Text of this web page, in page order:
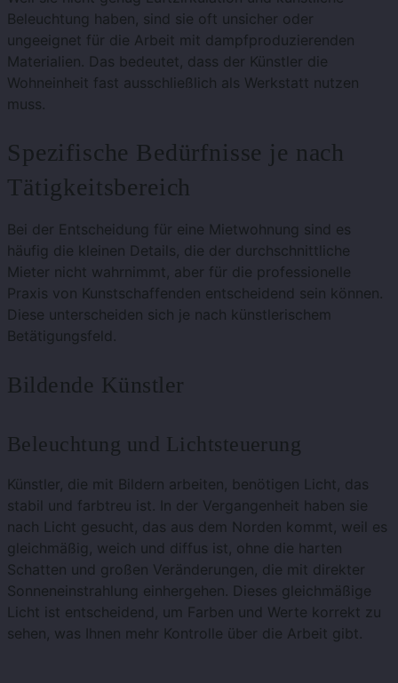
Beleuchtung haben, sind sie oft unsicher oder
ungeeignet für die Arbeit mit dampfproduzierenden
Materialien. Das bedeutet, dass der Künstler die
Wohneinheit fast ausschließlich als Werkstatt nutzen
muss.
Spezifische Bedürfnisse je nach
Tätigkeitsbereich
Bei der Entscheidung für eine Mietwohnung sind es
häufig die kleinen Details, die der durchschnittliche
Mieter nicht wahrnimmt, aber für die professionelle
Praxis von Kunstschaffenden entscheidend sein können.
Diese unterscheiden sich je nach künstlerischem
Betätigungsfeld.
Bildende Künstler
Beleuchtung und Lichtsteuerung
Künstler, die mit Bildern arbeiten, benötigen Licht, das
stabil und farbtreu ist. In der Vergangenheit haben sie
nach Licht gesucht, das aus dem Norden kommt, weil es
gleichmäßig, weich und diffus ist, ohne die harten
Schatten und großen Veränderungen, die mit direkter
Sonneneinstrahlung einhergehen. Dieses gleichmäßige
Licht ist entscheidend, um Farben und Werte korrekt zu
sehen, was Ihnen mehr Kontrolle über die Arbeit gibt.